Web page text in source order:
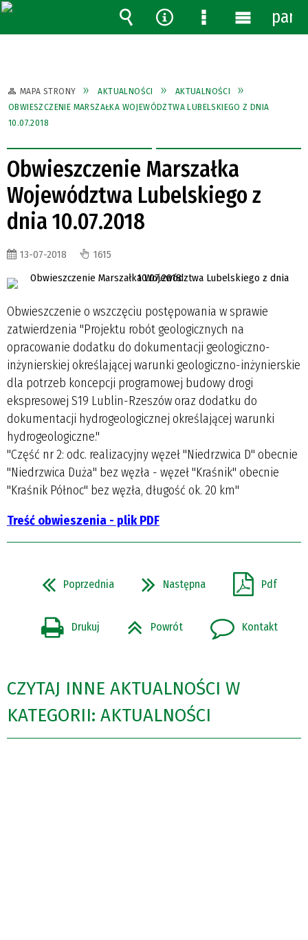
MAPA STRONY AKTUALNOŚCI
AKTUALNOŚCI
OBWIESZCZENIE MARSZAŁKA WOJEWÓDZTWA LUBELSKIEGO Z DNIA
10.07.2018
Obwieszczenie Marszałka
Województwa Lubelskiego z
dnia 10.07.2018
13-07-2018 1615
Obwieszczenie o wszczęciu postępowania w sprawie
zatwierdzenia "Projektu robót geologicznych na
opracowanie dodatku do dokumentacji geologiczno-
inżynierskiej określającej warunki geologiczno-inżynierskie
dla potrzeb koncepcji programowej budowy drogi
ekspresowej S19 Lublin-Rzeszów oraz dodatku do
dokumentacji hydrogeologicznej określającej warunki
hydrogeologiczne."
"Część nr 2: odc. realizacyjny węzeł "Niedrzwica D" obecnie
"Niedrzwica Duża" bez węzła - węzeł "Kraśnik" obecnie
"Kraśnik Północ" bez węzła, długość ok. 20 km"
Treść obwieszenia - plik PDF
Poprzednia Następna Pdf
Drukuj Powrót Kontakt
CZYTAJ INNE AKTUALNOŚCI W
KATEGORII: AKTUALNOŚCI
Wyszukiwarka
Narzędzia
MenuMenu